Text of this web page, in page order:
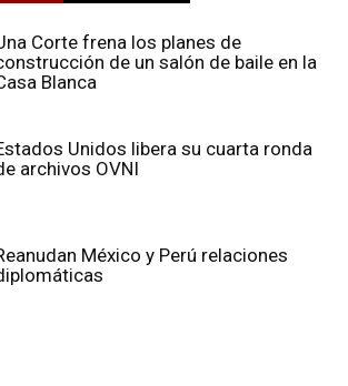
Corte frena los planes de
de un salón de baile en la
Blanca
Unidos libera su cuarta ronda
archivos OVNI
México y Perú relaciones